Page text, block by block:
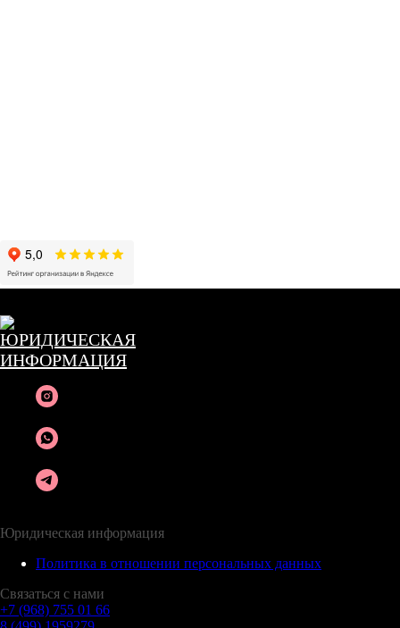
Юридическая информация
Политика в отношении персональных данных
Связаться с нами
+7 (968) 755 01 66